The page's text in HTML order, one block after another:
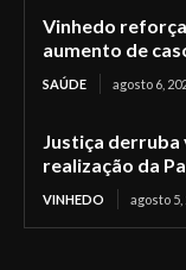
Vinhedo
aumento de
SAÚDE agosto 6,
Justiça
realização da
VINHEDO agosto 5,